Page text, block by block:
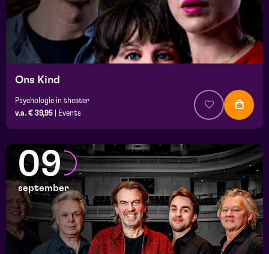
Ons Kind
Psychologie in theater
v.a. € 39,95
Events
09
september